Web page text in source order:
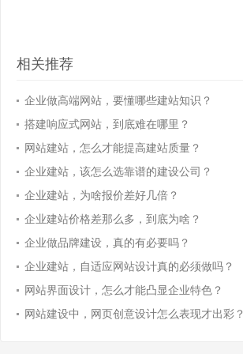
相关推荐
企业做高端网站，要懂哪些建站知识？
搭建响应式网站，到底难在哪里？
网站建站，怎么才能提高建站质量？
企业建站，该怎么选靠谱的建设公司？
企业建站，为啥报价差好几倍？
企业建站价格差那么多，到底为啥？
企业做品牌建设，真的有必要吗？
企业建站，自适应网站设计真的必须做吗？
网站界面设计，怎么才能凸显企业特色？
网站建设中，网页创意设计怎么表现才出彩？